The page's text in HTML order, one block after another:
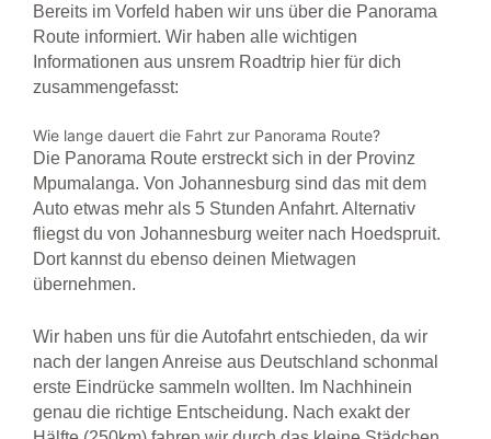
Bereits im Vorfeld haben wir uns über die Panorama
Route informiert. Wir haben alle wichtigen
Informationen aus unsrem Roadtrip hier für dich
zusammengefasst:
Wie lange dauert die Fahrt zur Panorama Route?
Die Panorama Route erstreckt sich in der Provinz
Mpumalanga. Von Johannesburg sind das mit dem
Auto etwas mehr als 5 Stunden Anfahrt. Alternativ
fliegst du von Johannesburg weiter nach Hoedspruit.
Dort kannst du ebenso deinen Mietwagen
übernehmen.
Wir haben uns für die Autofahrt entschieden, da wir
nach der langen Anreise aus Deutschland schonmal
erste Eindrücke sammeln wollten. Im Nachhinein
genau die richtige Entscheidung. Nach exakt der